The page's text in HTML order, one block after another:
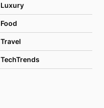
Luxury
Food
Travel
TechTrends